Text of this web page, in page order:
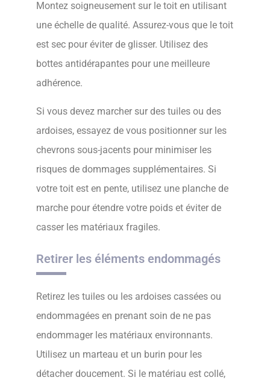
Montez soigneusement sur le toit en utilisant
une échelle de qualité. Assurez-vous que le toit
est sec pour éviter de glisser. Utilisez des
bottes antidérapantes pour une meilleure
adhérence.
Si vous devez marcher sur des tuiles ou des
ardoises, essayez de vous positionner sur les
chevrons sous-jacents pour minimiser les
risques de dommages supplémentaires. Si
votre toit est en pente, utilisez une planche de
marche pour étendre votre poids et éviter de
casser les matériaux fragiles.
Retirer les éléments endommagés
Retirez les tuiles ou les ardoises cassées ou
endommagées en prenant soin de ne pas
endommager les matériaux environnants.
Utilisez un marteau et un burin pour les
détacher doucement. Si le matériau est collé,